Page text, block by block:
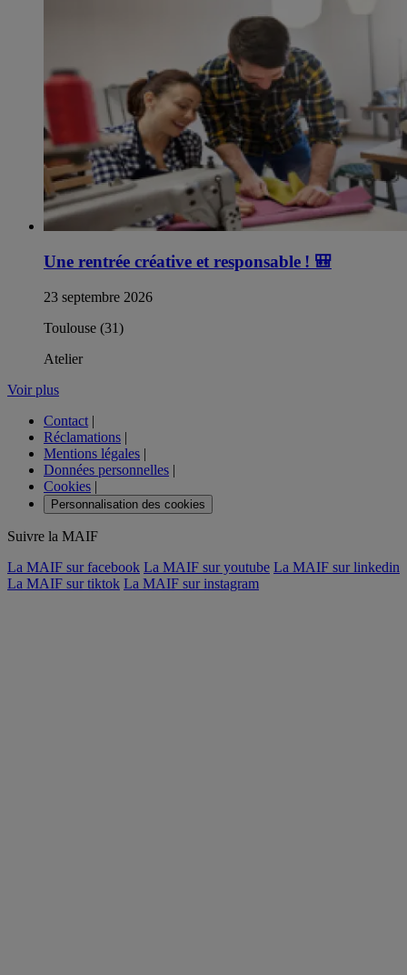
Une rentrée créative et responsable ! 🎒
23 septembre 2026
Toulouse (31)
Atelier
Voir plus
Contact |
Réclamations |
Mentions légales |
Données personnelles |
Cookies |
Personnalisation des cookies
Suivre la MAIF
La MAIF sur facebook La MAIF sur youtube La MAIF sur linkedin
La MAIF sur tiktok La MAIF sur instagram